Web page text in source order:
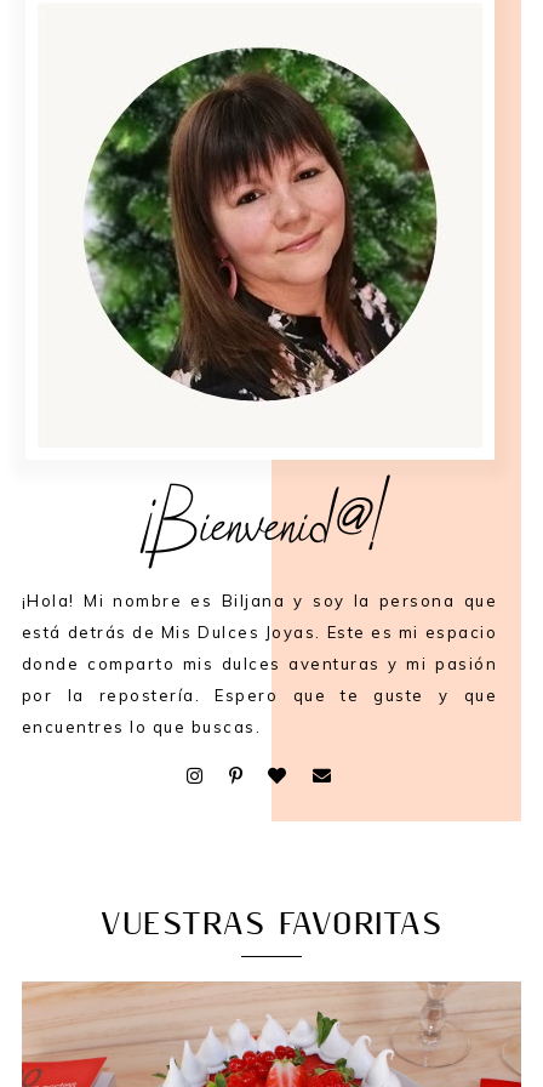
¡Bienvenid@!
¡Hola! Mi nombre es Biljana y soy la persona que
está detrás de Mis Dulces Joyas. Este es mi espacio
donde comparto mis dulces aventuras y mi pasión
por la repostería. Espero que te guste y que
encuentres lo que buscas.
VUESTRAS FAVORITAS